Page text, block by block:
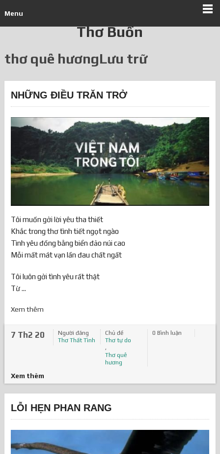
Menu
Thơ Buồn
thơ quê hươngLưu trữ
NHỮNG ĐIỀU TRĂN TRỞ
Tôi muốn gởi lời yêu tha thiết
Khắc trong thơ tình tiết ngọt ngào
Tình yêu đồng bằng biển đảo núi cao
Mỗi mất mát vạn lần đau chất ngất
Tôi luôn gởi tình yêu rất thật
Từ ...
Xem thêm
7 Th2 20
Người đăng
Thơ Thất Tình
Chủ đề
Thơ tự do
,
Thơ quê
hương
0 Bình luận
Xem thêm
LỖI HẸN PHAN RANG